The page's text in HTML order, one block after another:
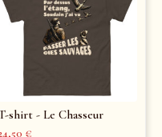
shirt - Le Chasseur
€